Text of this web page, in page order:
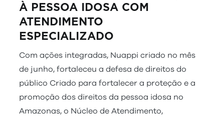
À PESSOA IDOSA COM
ATENDIMENTO
ESPECIALIZADO
Com ações integradas, Nuappi criado no mês
de junho, fortaleceu a defesa de direitos do
público Criado para fortalecer a proteção e a
promoção dos direitos da pessoa idosa no
Amazonas, o Núcleo de Atendimento,